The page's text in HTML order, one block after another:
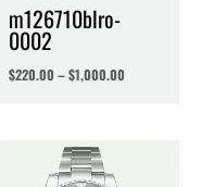
m126710blro-
0002
$220.00 –$1,000.00